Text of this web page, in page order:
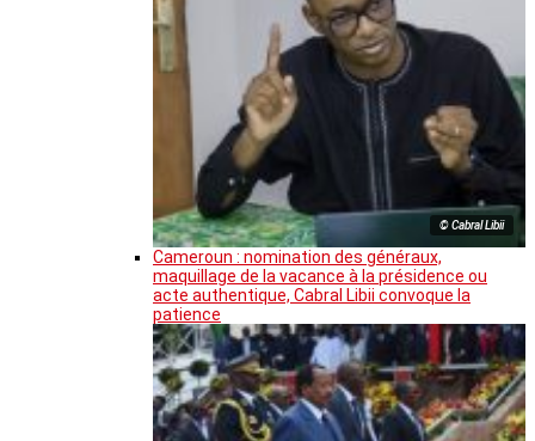
© Cabral Libii
Cameroun : nomination des généraux,
maquillage de la vacance à la présidence ou
acte authentique, Cabral Libii convoque la
patience